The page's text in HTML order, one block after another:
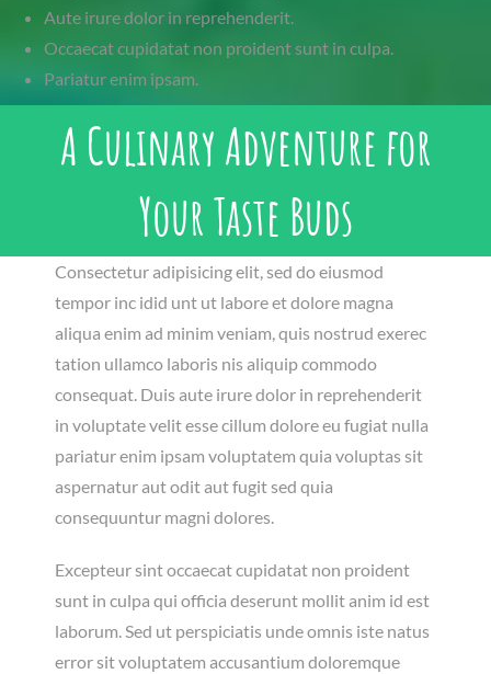
Aute irure dolor in reprehenderit.
Occaecat cupidatat non proident sunt in culpa.
Pariatur enim ipsam.
A Culinary Adventure for
Your Taste Buds
Consectetur adipisicing elit, sed do eiusmod
tempor inc idid unt ut labore et dolore magna
aliqua enim ad minim veniam, quis nostrud exerec
tation ullamco laboris nis aliquip commodo
consequat. Duis aute irure dolor in reprehenderit
in voluptate velit esse cillum dolore eu fugiat nulla
pariatur enim ipsam voluptatem quia voluptas sit
aspernatur aut odit aut fugit sed quia
consequuntur magni dolores.
Excepteur sint occaecat cupidatat non proident
sunt in culpa qui officia deserunt mollit anim id est
laborum. Sed ut perspiciatis unde omnis iste natus
error sit voluptatem accusantium doloremque